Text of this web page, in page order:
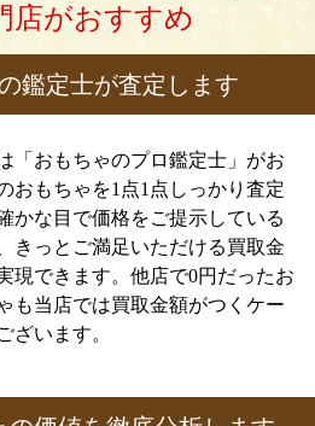
店がおすすめ
鑑定士が査定します
「おもちゃのプロ鑑定士」がお
おもちゃを1点1点しっかり査定
かな目で価格をご提示している
きっとご満足いただける買取金
現できます。他店で0円だったお
も当店では買取金額がつくケー
ざいます。